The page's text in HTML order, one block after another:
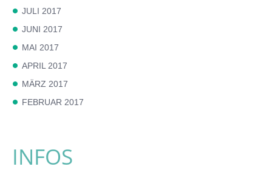
JULI 2017
JUNI 2017
MAI 2017
APRIL 2017
MÄRZ 2017
FEBRUAR 2017
INFOS